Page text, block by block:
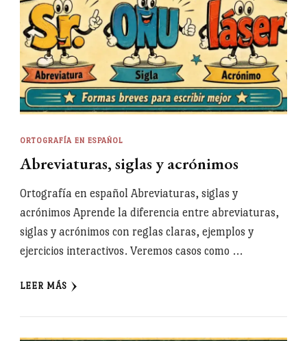
ORTOGRAFÍA EN ESPAÑOL
Abreviaturas, siglas y acrónimos
Ortografía en español Abreviaturas, siglas y
acrónimos Aprende la diferencia entre abreviaturas,
siglas y acrónimos con reglas claras, ejemplos y
ejercicios interactivos. Veremos casos como …
LEER MÁS